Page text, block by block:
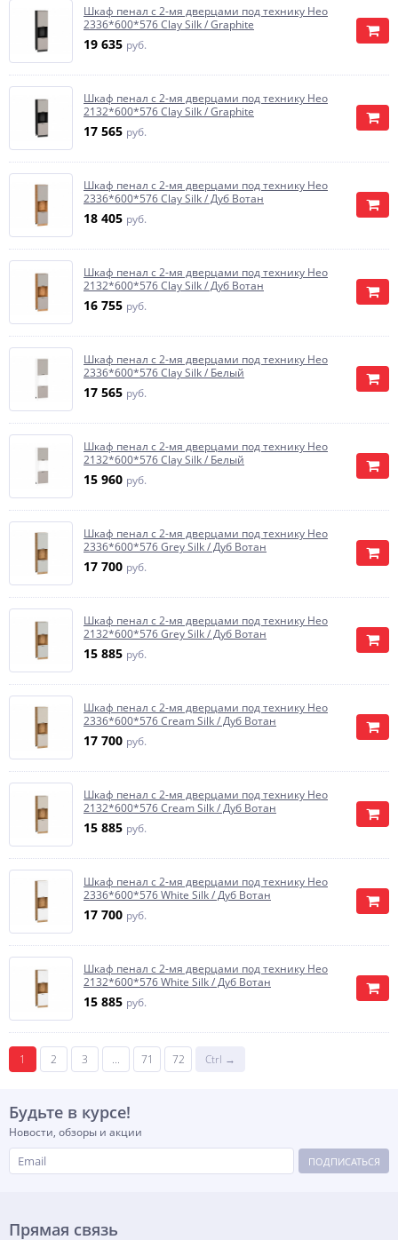
Шкаф пенал с 2-мя дверцами под технику Нео
2336*600*576 Clay Silk / Graphite
19 635 руб.
Шкаф пенал с 2-мя дверцами под технику Нео
2132*600*576 Clay Silk / Graphite
17 565 руб.
Шкаф пенал с 2-мя дверцами под технику Нео
2336*600*576 Clay Silk / Дуб Вотан
18 405 руб.
Шкаф пенал с 2-мя дверцами под технику Нео
2132*600*576 Clay Silk / Дуб Вотан
16 755 руб.
Шкаф пенал с 2-мя дверцами под технику Нео
2336*600*576 Clay Silk / Белый
17 565 руб.
Шкаф пенал с 2-мя дверцами под технику Нео
2132*600*576 Clay Silk / Белый
15 960 руб.
Шкаф пенал с 2-мя дверцами под технику Нео
2336*600*576 Grey Silk / Дуб Вотан
17 700 руб.
Шкаф пенал с 2-мя дверцами под технику Нео
2132*600*576 Grey Silk / Дуб Вотан
15 885 руб.
Шкаф пенал с 2-мя дверцами под технику Нео
2336*600*576 Cream Silk / Дуб Вотан
17 700 руб.
Шкаф пенал с 2-мя дверцами под технику Нео
2132*600*576 Cream Silk / Дуб Вотан
15 885 руб.
Шкаф пенал с 2-мя дверцами под технику Нео
2336*600*576 White Silk / Дуб Вотан
17 700 руб.
Шкаф пенал с 2-мя дверцами под технику Нео
2132*600*576 White Silk / Дуб Вотан
15 885 руб.
1 2 3 ... 71 72 Ctrl →
Будьте в курсе!
Новости, обзоры и акции
ПОДПИСАТЬСЯ
Прямая связь